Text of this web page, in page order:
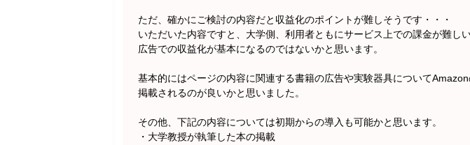
ただ、確かにご検討の内容だと収益化のポイントが難しそうです・・・
いただいた内容ですと、大学側、利用者ともにサービス上での課金が難し
広告での収益化が基本になるのではないかと思います。
基本的にはページの内容に関連する書籍の広告や実験器具について
掲載されるのが良いかと思いました。
その他、下記の内容については初期からの導入も可能かと思います。
・大学教授が執筆した本の掲載